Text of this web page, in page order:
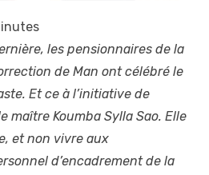
les pensionnaires de la
de Man ont célébré le
Et ce à l’initiative de
maître Koumba Sylla Sao. Elle
et non vivre aux
d’encadrement de la